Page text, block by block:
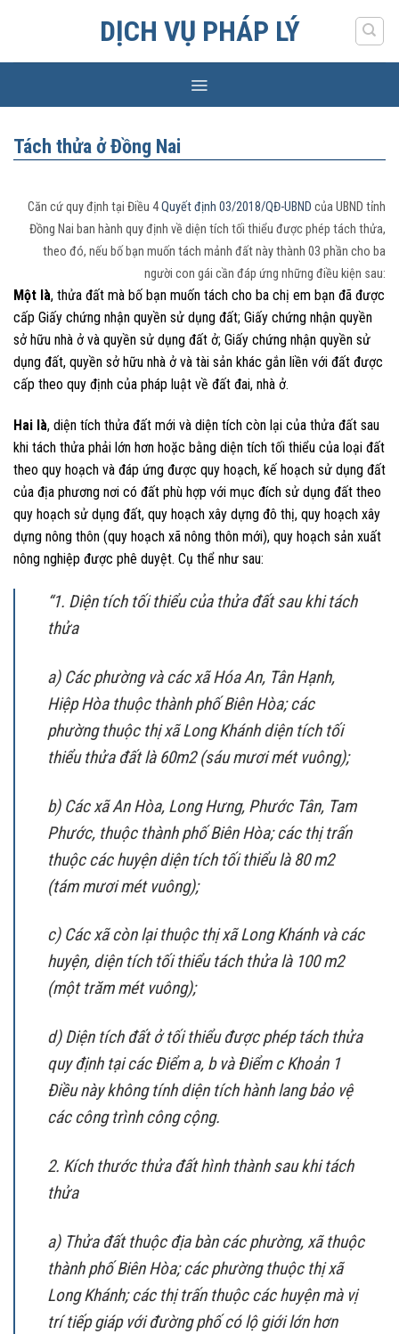
DỊCH VỤ PHÁP LÝ
Tách thửa ở Đồng Nai
Căn cứ quy định tại Điều 4Quyết định 03/2018/QĐ-UBND của UBND tỉnh
Đồng Nai ban hành quy định về diện tích tối thiểu được phép tách thửa,
theo đó, nếu bố bạn muốn tách mảnh đất này thành 03 phần cho ba
người con gái cần đáp ứng những điều kiện sau:
Một là, thửa đất mà bố bạn muốn tách cho ba chị em bạn đã được
cấp Giấy chứng nhận quyền sử dụng đất; Giấy chứng nhận quyền
sở hữu nhà ở và quyền sử dụng đất ở; Giấy chứng nhận quyền sử
dụng đất, quyền sở hữu nhà ở và tài sản khác gắn liền với đất được
cấp theo quy định của pháp luật về đất đai, nhà ở.
Hai là, diện tích thửa đất mới và diện tích còn lại của thửa đất sau
khi tách thửa phải lớn hơn hoặc bằng diện tích tối thiểu của loại đất
theo quy hoạch và đáp ứng được quy hoạch, kế hoạch sử dụng đất
của địa phương nơi có đất phù hợp với mục đích sử dụng đất theo
quy hoạch sử dụng đất, quy hoạch xây dựng đô thị, quy hoạch xây
dựng nông thôn (quy hoạch xã nông thôn mới), quy hoạch sản xuất
nông nghiệp được phê duyệt. Cụ thể như sau:
“1. Diện tích tối thiểu của thửa đất sau khi tách
thửa
a) Các phường và các xã Hóa An, Tân Hạnh,
Hiệp Hòa thuộc thành phố Biên Hòa; các
phường thuộc thị xã Long Khánh diện tích tối
thiểu thửa đất là 60m2 (sáu mươi mét vuông);
b) Các xã An Hòa, Long Hưng, Phước Tân, Tam
Phước, thuộc thành phố Biên Hòa; các thị trấn
thuộc các huyện diện tích tối thiểu là 80 m2
(tám mươi mét vuông);
c) Các xã còn lại thuộc thị xã Long Khánh và các
huyện, diện tích tối thiểu tách thửa là 100 m2
(một trăm mét vuông);
d) Diện tích đất ở tối thiểu được phép tách thửa
quy định tại các Điểm a, b và Điểm c Khoản 1
Điều này không tính diện tích hành lang bảo vệ
các công trình công cộng.
2. Kích thước thửa đất hình thành sau khi tách
thửa
a) Thửa đất thuộc địa bàn các phường, xã thuộc
thành phố Biên Hòa; các phường thuộc thị xã
Long Khánh; các thị trấn thuộc các huyện mà vị
trí tiếp giáp với đường phố có lộ giới lớn hơn